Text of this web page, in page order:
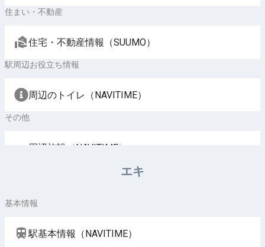
住まい・不動産
住宅・不動産情報（SUUMO）
駅周辺お役立ち情報
周辺のトイレ（NAVITIME）
その他
周辺施設（NAVITIME）
エキ
基本情報
駅基本情報（NAVITIME）